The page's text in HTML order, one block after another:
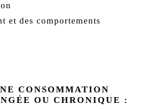
et des comportements
CONSOMMATION
OU CHRONIQUE :